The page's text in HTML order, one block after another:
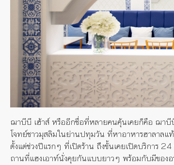
ฌาบีบี เฮ้าส์ หรืออีกชื่อที่หลายคนคุ้นเคยก็คือ ฌาบี
โจทย์ชาวมุสลิมในย่านปทุมวัน ที่หาอาหารฮาลาล
ตั้งแต่ช่วงปีแรกๆ ที่เปิดร้าน ถึงขั้นเคยเปิดบริการ
ถานที่แฮงเอาท์นั่งคุยกันแบบยาวๆ พร้อมกับมีของ